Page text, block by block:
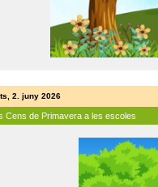
2. juny 2026
Cens de Primavera a les escoles